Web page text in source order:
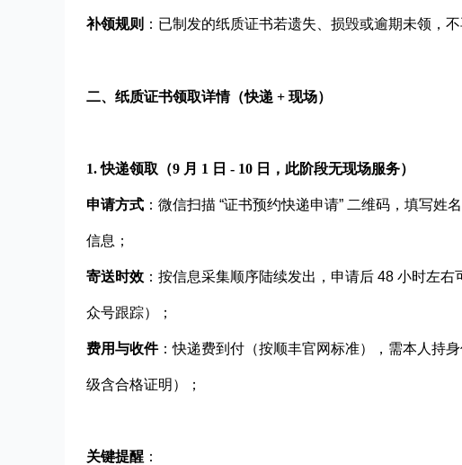
补领规则 ：已制发的纸质证书若遗失、损毁或逾期未领，
二、纸质证书领取详情（快递 + 现场）
1. 快递领取（9 月 1 日 - 10 日，此阶段无现场服务）
申请方式 ：微信扫描 “证书预约快递申请” 二维码，填写姓
信息；
寄送时效 ：按信息采集顺序陆续发出，申请后 48 小时左
众号跟踪）；
费用与收件：快递费到付（按顺丰官网标准），需本人持
级含合格证明）；
关键提醒 ：